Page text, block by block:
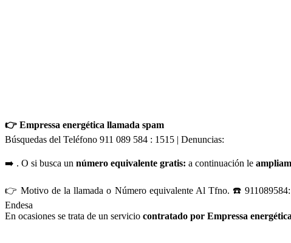
👉 Empressa energética llamada spam
Búsquedas del Teléfono 911 089 584 : 1515 | Denuncias:
➡️ . O si busca un número equivalente gratis: a continuación le
👉 Motivo de la llamada o Número equivalente Al Tfno. ☎️
Endesa
En ocasiones se trata de un servicio contratado por Empressa